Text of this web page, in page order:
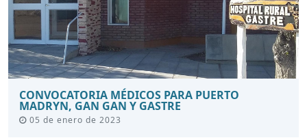
CONVOCATORIA MÉDICOS PARA PUERTO
MADRYN, GAN GAN Y GASTRE
05 de enero de 2023